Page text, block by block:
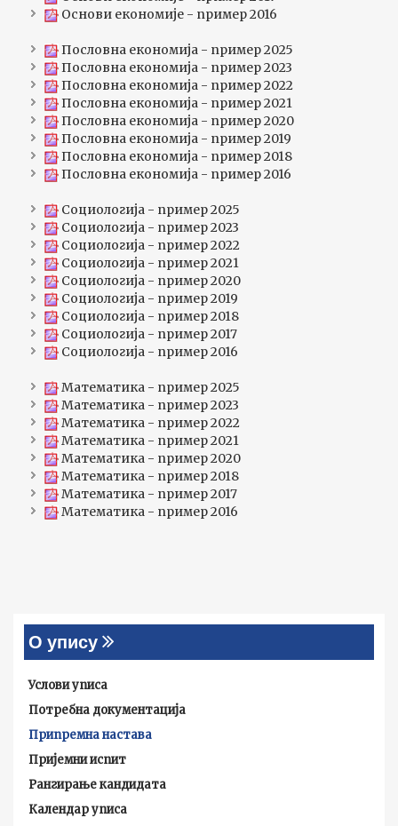
Основи економије - пример 2016
Пословна економија - пример 2025
Пословна економија - пример 2023
Пословна економија - пример 2022
Пословна економија - пример 2021
Пословна економија - пример 2020
Пословна економија - пример 2019
Пословна економија - пример 2018
Пословна економија - пример 2016
Социологија - пример 2025
Социологија - пример 2023
Социологија - пример 2022
Социологија - пример 2021
Социологија - пример 2020
Социологија - пример 2019
Социологија - пример 2018
Социологија - пример 2017
Социологија - пример 2016
Математика - пример 2025
Математика - пример 2023
Математика - пример 2022
Математика - пример 2021
Математика - пример 2020
Математика - пример 2018
Математика - пример 2017
Математика - пример 2016
О упису
Услови уписа
Потребна документација
Припремна настава
Пријемни испит
Рангирање кандидата
Календар уписа